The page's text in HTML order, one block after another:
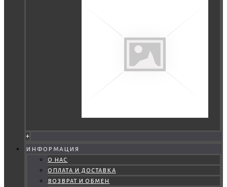
+
информация
о нас
оплата и доставка
возврат и обмен